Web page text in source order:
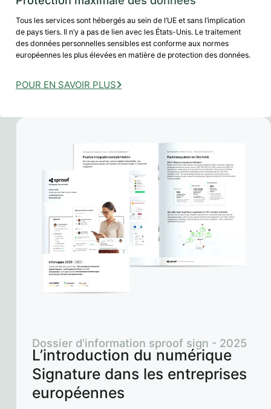
Tous les services sont hébergés au sein de l’UE et sans l’implication
de pays tiers. Il n’y a pas de lien avec les États-Unis. Le traitement
des données personnelles sensibles est conforme aux normes
européennes les plus élevées en matière de protection des données.
POUR EN SAVOIR PLUS
L’introduction du numérique
Signature dans les entreprises
européennes
Dossier d'information sproof sign - 2025